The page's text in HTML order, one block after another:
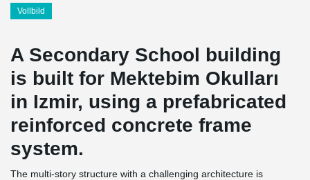
Vollbild
A Secondary School building
is built for Mektebim Okulları
in Izmir, using a prefabricated
reinforced concrete frame
system.
The multi-story structure with a challenging architecture is